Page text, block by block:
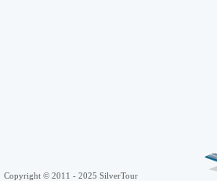
Copyright © 2011 - 2025 SilverTour